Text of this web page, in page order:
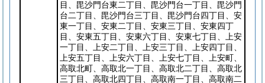
目、毘沙門台東二丁目、毘沙門台一丁目、毘沙門
台二丁目、毘沙門台三丁目、毘沙門台四丁目、安
東一丁目、安東二丁目、安東三丁目、安東四丁
目、安東五丁目、安東六丁目、安東七丁目、上安
一丁目、上安二丁目、上安三丁目、上安四丁目、
上安五丁目、上安六丁目、上安七丁目、上安町、
高取北町、高取北一丁目、高取北二丁目、高取北
三丁目、高取北四丁目、高取南一丁目、高取南二